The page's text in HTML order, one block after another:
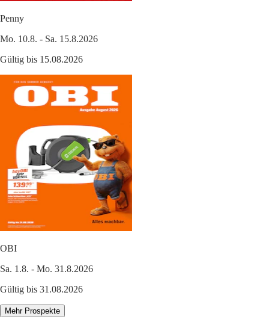
Penny
Mo. 10.8. - Sa. 15.8.2026
Gültig bis 15.08.2026
OBI
Sa. 1.8. - Mo. 31.8.2026
Gültig bis 31.08.2026
Mehr Prospekte